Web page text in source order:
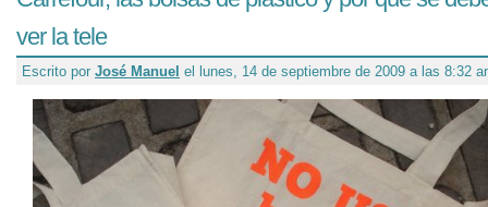
ver la tele
Escrito por José Manuel el lunes, 14 de septiembre de 2009 a las 8:32